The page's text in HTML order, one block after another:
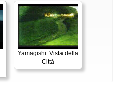
Yamagishi: Vista della
Città